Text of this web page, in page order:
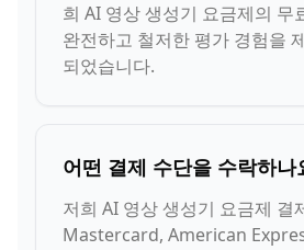
희 AI 영상 생성기 요금제의 무
완전하고 철저한 평가 경험을
되었습니다.
어떤 결제 수단을 수락하나
저희 AI 영상 생성기 요금제 결
Mastercard, American